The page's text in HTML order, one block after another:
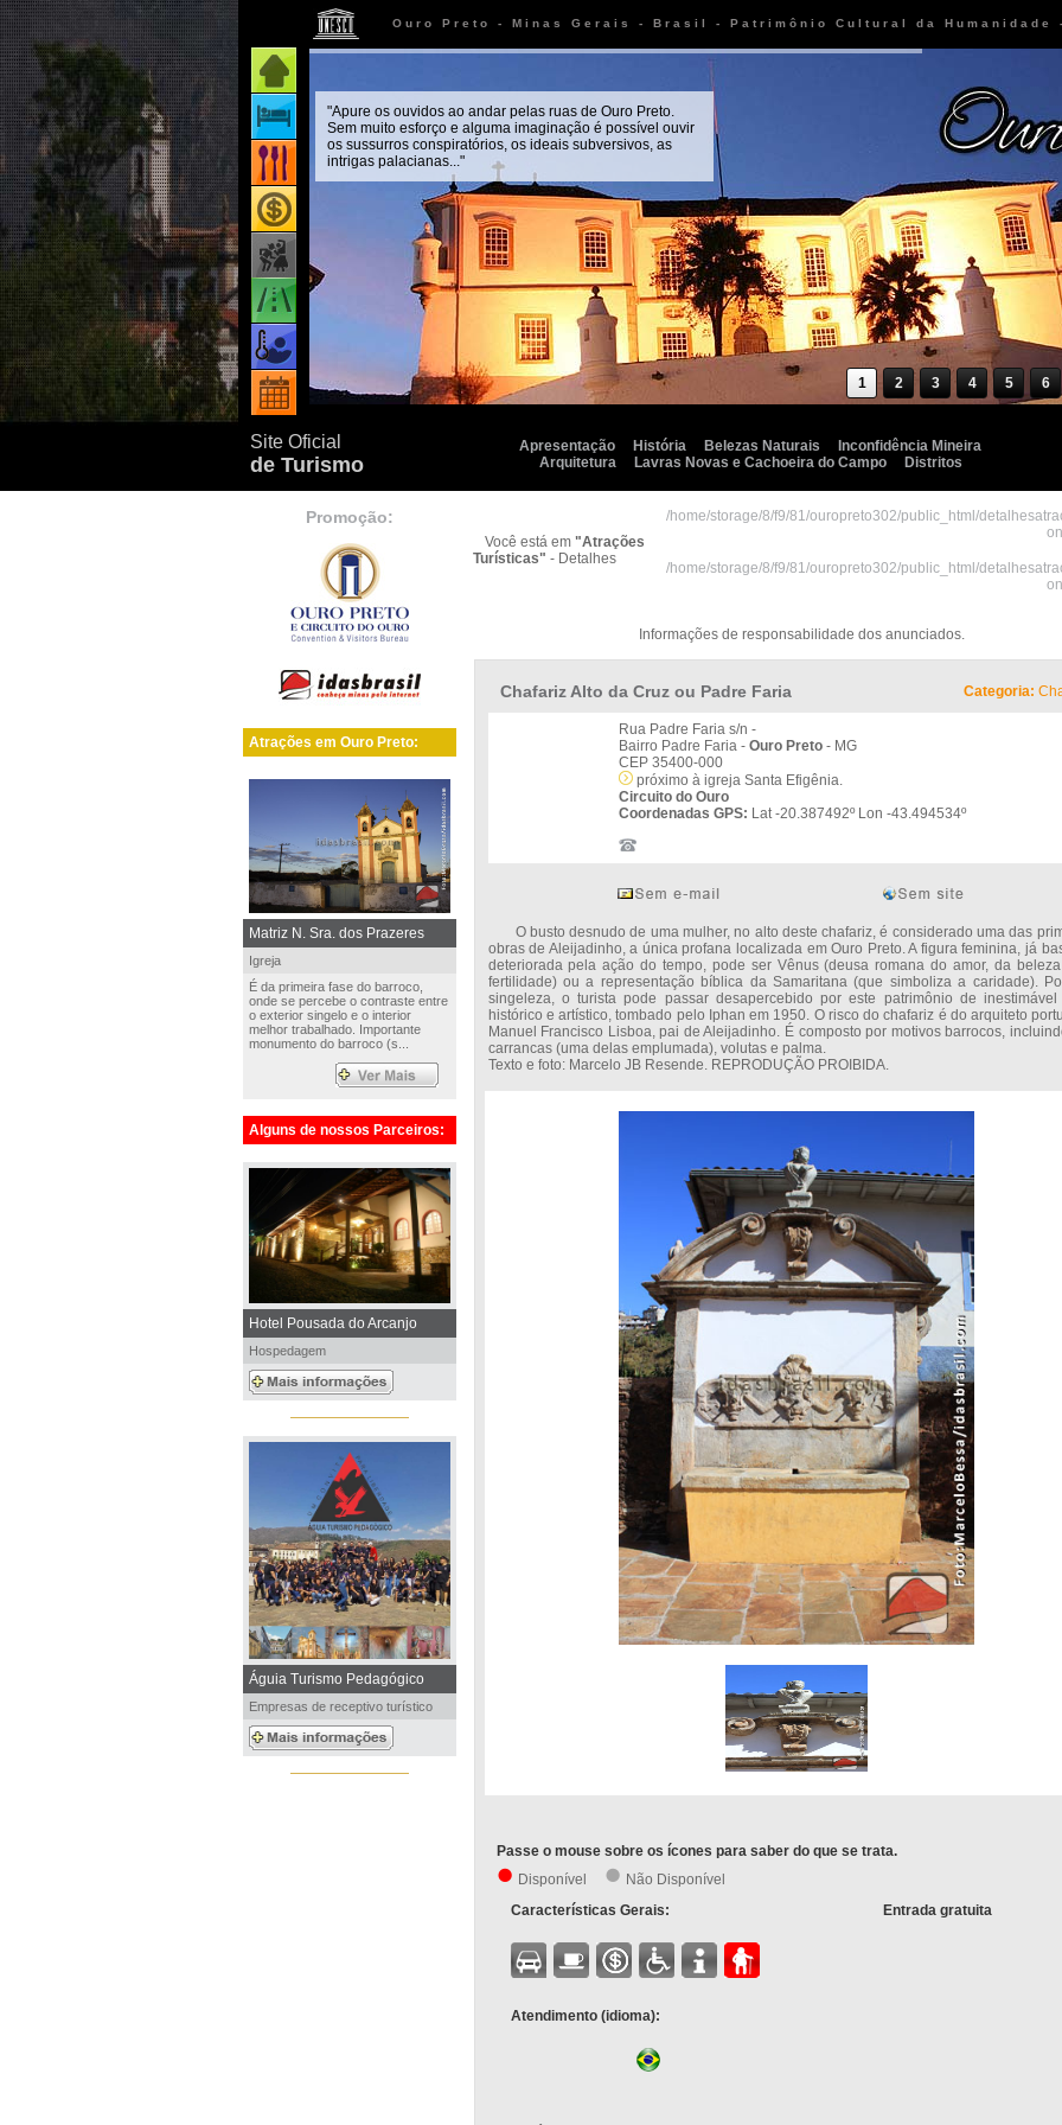
Ouro Preto - Minas Gerais - Brasil - Patrimônio Cultural da Humanidade
Página inicial
Onde ficar
Onde comer
Onde comprar
Como chegar
Quando ir
Eventos
"Apure os ouvidos ao andar pelas ruas de Ouro Preto.
Sem muito esforço e alguma imaginação é possível ouvir
os sussurros conspiratórios, os ideais subversivos, as
intrigas palacianas..."
1 2 3 4 5 6
Site Oficial
de Turismo
Apresentação História Belezas Naturais
Inconfidência Mineira
Arquitetura
Lavras Novas e Cachoeira do Campo Distritos
Promoção:
Atrações em Ouro Preto:
Matriz N. Sra. dos Prazeres
Igreja
É da primeira fase do barroco,
onde se percebe o contraste entre
o exterior singelo e o interior
melhor trabalhado. Importante
monumento do barroco (s...
Alguns de nossos Parceiros:
Hotel Pousada do Arcanjo
Hospedagem
Águia Turismo Pedagógico
Empresas de receptivo turístico
Você está em "Atrações
Turísticas" - Detalhes
/home/storage/8/f9/81/ouropreto302/public_html/
/home/storage/8/f9/81/ouropreto302/public_html/
Informações de responsabilidade dos anunciados.
Chafariz Alto da Cruz ou Padre Faria Categoria:
Rua Padre Faria s/n -
Bairro Padre Faria - Ouro Preto- MG
CEP 35400-000
próximo à igreja Santa Efigênia.
Circuito do Ouro
Coordenadas GPS: Lat -20.387492º Lon -43.494534º
O busto desnudo de uma mulher, no alto deste chafariz, é considerado uma das
obras de Aleijadinho, a única profana localizada em Ouro Preto. A figura feminina, já
deteriorada pela ação do tempo, pode ser Vênus (deusa romana do amor, da
fertilidade) ou a representação bíblica da Samaritana (que simboliza a caridade).
singeleza, o turista pode passar desapercebido por este patrimônio de inestimável
histórico e artístico, tombado pelo Iphan em 1950. O risco do chafariz é do arquiteto
Manuel Francisco Lisboa, pai de Aleijadinho. É composto por motivos barrocos,
carrancas (uma delas emplumada), volutas e palma.
Texto e foto: Marcelo JB Resende. REPRODUÇÃO PROIBIDA.
Passe o mouse sobre os ícones para saber do que se trata.
Disponível
Não Disponível
Características Gerais:
Atendimento (idioma):
Entrada gratuita